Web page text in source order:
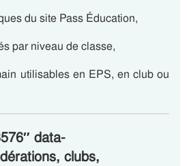
du site Pass Éducation,
par niveau de classe,
utilisables en EPS, en club ou
data-
clubs,